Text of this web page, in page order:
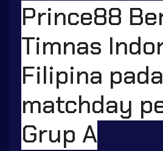
Prince88
Timnas
Filipina pada
matchday
Grup A